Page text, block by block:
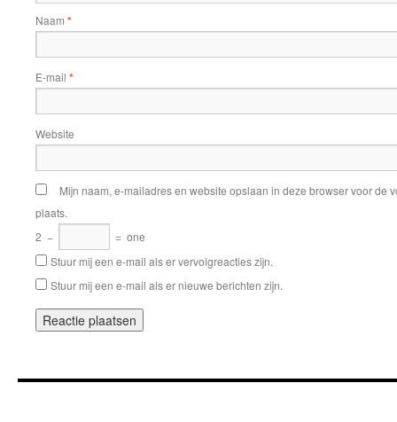
Naam *
E-mail *
Website
Mijn naam, e-mailadres en website opslaan in deze browser voor de
plaats.
2 − = one
Stuur mij een e-mail als er vervolgreacties zijn.
Stuur mij een e-mail als er nieuwe berichten zijn.